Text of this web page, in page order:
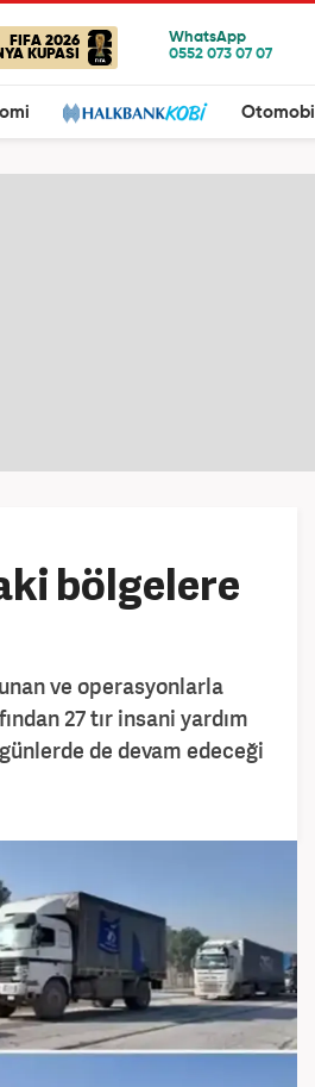
FIFA 2026
KUPASI
Otomobil
bölgelere
ve operasyonlarla
27 tır insani yardım
de devam edeceği